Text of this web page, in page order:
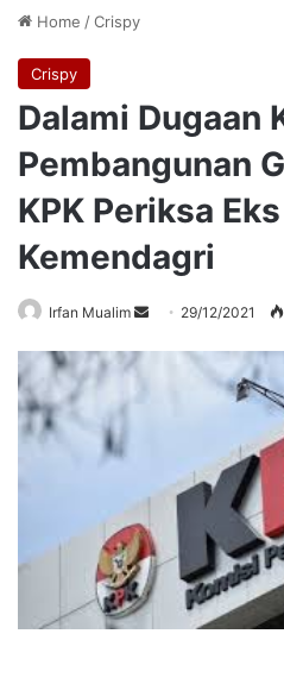
Home /Crispy
Crispy
Dalami Dugaan
Pembangunan
KPK Periksa
Kemendagri
Irfan Mualim
Send 29/12/2021